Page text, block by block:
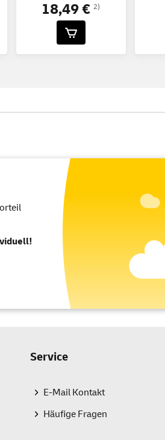
18,49 €2)
Service
E-Mail Kontakt
Häufige Fragen